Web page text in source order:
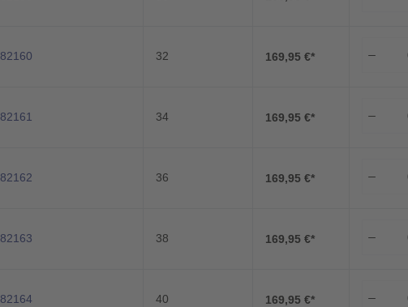
82160 32 169,95 €*
82161 34 169,95 €*
82162 36 169,95 €*
82163 38 169,95 €*
82164 40 169,95 €*